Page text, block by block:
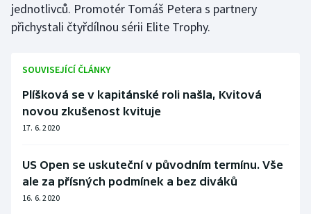
Vodní slalom
Ostatní
jednotlivců. Promotér Tomáš Petera s partnery
přichystali čtyřdílnou sérii Elite Trophy.
SOUVISEJÍCÍ ČLÁNKY
Plíšková se v kapitánské roli našla, Kvitová
novou zkušenost kvituje
17. 6. 2020
US Open se uskuteční v původním termínu. Vše
ale za přísných podmínek a bez diváků
16. 6. 2020